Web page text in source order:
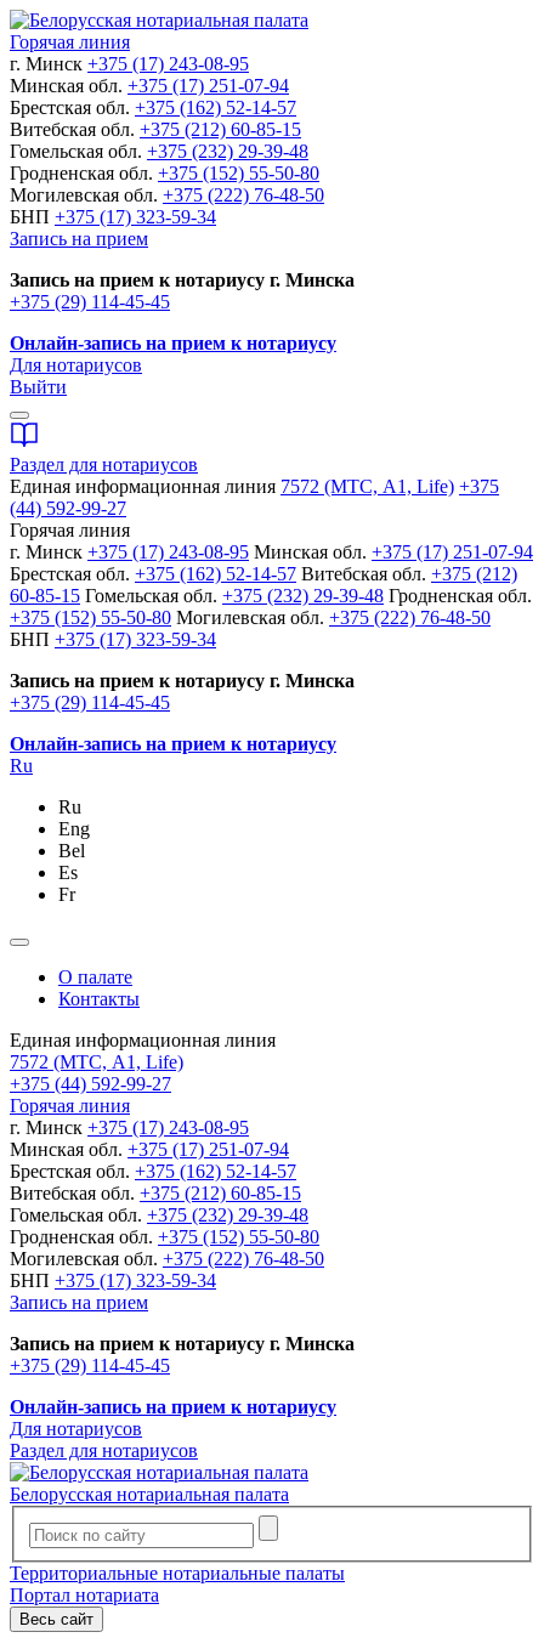
Горячая линия
г. Минск +375 (17) 243-08-95
Минская обл. +375 (17) 251-07-94
Брестская обл. +375 (162) 52-14-57
Витебская обл. +375 (212) 60-85-15
Гомельская обл. +375 (232) 29-39-48
Гродненская обл. +375 (152) 55-50-80
Могилевская обл. +375 (222) 76-48-50
БНП +375 (17) 323-59-34
Запись на прием
Запись на прием к нотариусу г. Минска
+375 (29) 114-45-45
Онлайн-запись на прием к нотариусу
Для нотариусов
Выйти
Раздел для нотариусов
Единая информационная линия 7572 (МТС, A1, Life) +375
(44) 592-99-27
Горячая линия
г. Минск +375 (17) 243-08-95 Минская обл. +375 (17) 251-07-94
Брестская обл. +375 (162) 52-14-57 Витебская обл. +375 (212)
60-85-15 Гомельская обл. +375 (232) 29-39-48 Гродненская обл.
+375 (152) 55-50-80 Могилевская обл. +375 (222) 76-48-50
БНП +375 (17) 323-59-34
Запись на прием к нотариусу г. Минска
+375 (29) 114-45-45
Онлайн-запись на прием к нотариусу
Ru
Ru
Eng
Bel
Es
Fr
О палате
Контакты
Единая информационная линия
7572 (МТС, A1, Life)
+375 (44) 592-99-27
Горячая линия
г. Минск +375 (17) 243-08-95
Минская обл. +375 (17) 251-07-94
Брестская обл. +375 (162) 52-14-57
Витебская обл. +375 (212) 60-85-15
Гомельская обл. +375 (232) 29-39-48
Гродненская обл. +375 (152) 55-50-80
Могилевская обл. +375 (222) 76-48-50
БНП +375 (17) 323-59-34
Запись на прием
Запись на прием к нотариусу г. Минска
+375 (29) 114-45-45
Онлайн-запись на прием к нотариусу
Для нотариусов
Раздел для нотариусов
Белорусская нотариальная палата
Территориальные нотариальные палаты
Портал нотариата
Весь сайт